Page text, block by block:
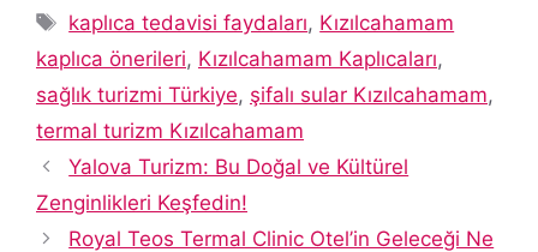
Etiketler
kaplıca tedavisi faydaları, Kızılcahamam
kaplıca önerileri, Kızılcahamam Kaplıcaları,
sağlık turizmi Türkiye, şifalı sular Kızılcahamam,
termal turizm Kızılcahamam
Yalova Turizm: Bu Doğal ve Kültürel
Zenginlikleri Keşfedin!
Royal Teos Termal Clinic Otel’in Geleceği Ne